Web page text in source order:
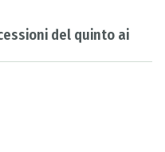
del quinto ai